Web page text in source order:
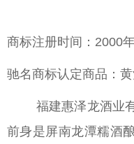
商标注册时间：2000
驰名商标认定商品：
福建惠泽龙酒业有
前身是屏南龙潭糯酒